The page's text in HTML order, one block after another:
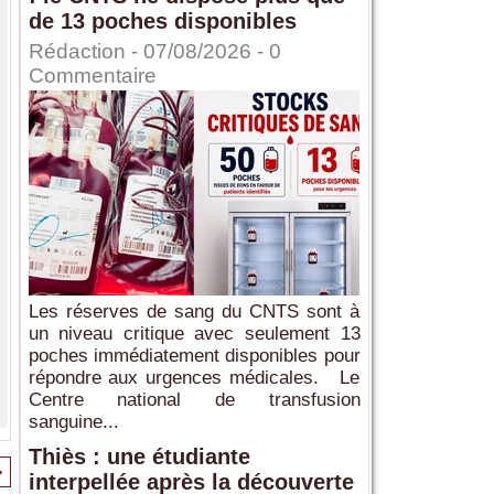
de 13 poches disponibles
Rédaction - 07/08/2026 - 0
Commentaire
Les réserves de sang du CNTS sont à
un niveau critique avec seulement 13
poches immédiatement disponibles pour
répondre aux urgences médicales. Le
Centre national de transfusion
sanguine...
Thiès : une étudiante
interpellée après la découverte